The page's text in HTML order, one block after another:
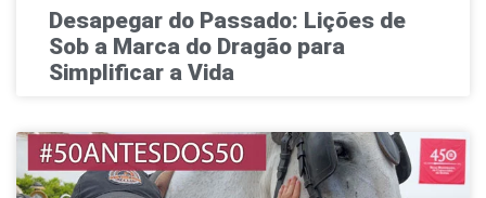
Desapegar do Passado: Lições de
Sob a Marca do Dragão para
Simplificar a Vida